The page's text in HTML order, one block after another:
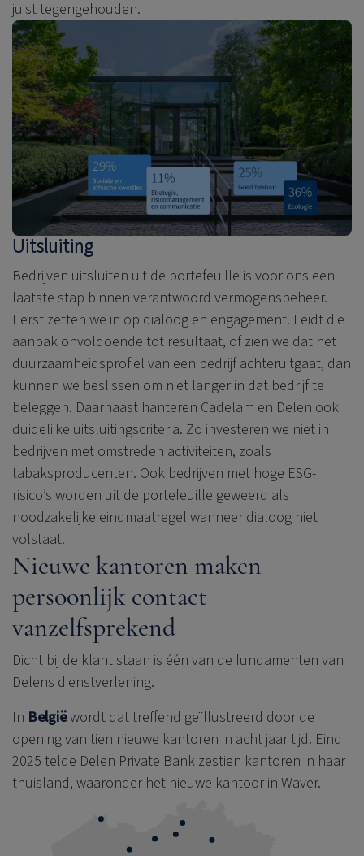
juist tegengehouden.
Uitsluiting
Bedrijven uitsluiten uit de portefeuille is voor ons een
laatste stap binnen verantwoord vermogensbeheer.
Eerst zetten we in op dialoog en engagement. Leidt die
aanpak onvoldoende tot resultaat, of zien we dat het
duurzaamheidsprofiel van een bedrijf achteruitgaat, dan
kunnen we beslissen om niet langer in dat bedrijf te
beleggen. Daarnaast hanteren Cadelam en Delen ook
duidelijke uitsluitingscriteria. Zo investeren we niet in
bedrijven met omstreden activiteiten, zoals
tabaksproducenten. Ook bedrijven met hoge ESG-
risico’s worden uit de portefeuille geweerd als
noodzakelijke eindmaatregel wanneer dialoog niet
volstaat.
Nieuwe kantoren maken
persoonlijk contact
vanzelfsprekend
Dicht bij de klant staan is één van de fundamenten van
Delens dienstverlening.
In Belgiëwordt dat treffend geïllustreerd door de
opening van tien nieuwe kantoren in acht jaar tijd. Eind
2025 telde Delen Private Bank zestien kantoren in haar
thuisland, waaronder het nieuwe kantoor in Waver.